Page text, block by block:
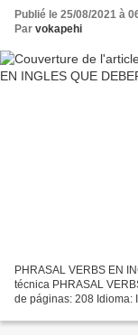
Publié le 25/08/2021 à
Par vokapehi
PHRASAL VERBS EN
técnica PHRASAL
de páginas: 208 Idioma:
Descargar...